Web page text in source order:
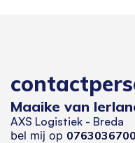
Maaike van
AXS Logistiek - Breda
bel mij op 0763036700